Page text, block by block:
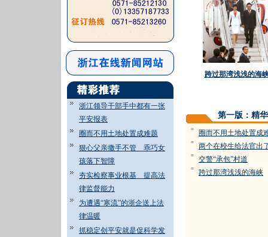
浙江领导干部手中都有一张
平安报表
圈而不用土地处置成难题
狠心父亲撒手不管 乖巧女
孩落下智障
夯实检察事业根基 提高法
律监督能力
为遭遇“寒流”的浙企送上法
律温暖
抓稳定创平安就是促科学发
跨过那湾浅浅的海
第一版：精
= 圈而不用土地处置成
= 两个在校生给法官出
= 交警“承包”村道
= 跨过那湾浅浅的海峡